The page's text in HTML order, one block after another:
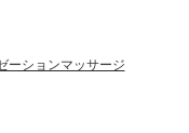
ーションマッサージ